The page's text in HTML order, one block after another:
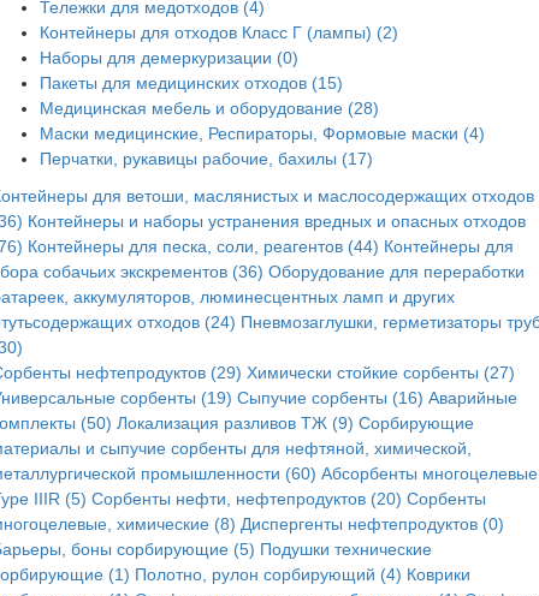
Тележки для медотходов (4)
Контейнеры для отходов Класс Г (лампы) (2)
Наборы для демеркуризации (0)
Пакеты для медицинских отходов (15)
Медицинская мебель и оборудование (28)
Маски медицинские, Респираторы, Формовые маски (4)
Перчатки, рукавицы рабочие, бахилы (17)
для ветоши, маслянистых и маслосодержащих отходов
Контейнеры и наборы устранения вредных и опасных отходов
Контейнеры для песка, соли, реагентов (44) Контейнеры для
собачьих экскрементов (36) Оборудование для переработки
аккумуляторов, люминесцентных ламп и других
отходов (24) Пневмозаглушки, герметизаторы
нефтепродуктов (29) Химически стойкие сорбенты (27)
сорбенты (19) Сыпучие сорбенты (16) Аварийные
(50) Локализация разливов ТЖ (9) Сорбирующие
и сыпучие сорбенты для нефтяной, химической,
промышленности (60) Абсорбенты многоцелевые
IIIR (5) Cорбенты нефти, нефтепродуктов (20) Сорбенты
химические (8) Диспергенты нефтепродуктов (0)
боны сорбирующие (5) Подушки технические
(1) Полотно, рулон сорбирующий (4) Коврики